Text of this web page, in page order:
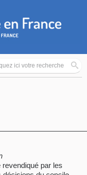
revendiqué par les